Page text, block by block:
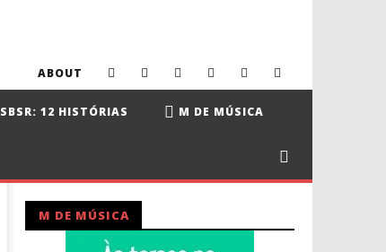
ABOUT
SBSR: 12 HISTÓRIAS M DE MÚSICA
M DE MÚSICA